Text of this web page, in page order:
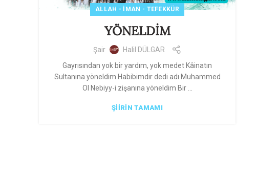
ALLAH - İMAN - TEFEKKÜR
YÖNELDİM
Şair
Halil DÜLGAR
Gayrısından yok bir yardım, yok medet Kâinatın
Sultanına yöneldim Habibimdir dedi adı Muhammed
Ol Nebiyy-i zişanına yöneldim Bir ...
ŞIIRIN TAMAMI